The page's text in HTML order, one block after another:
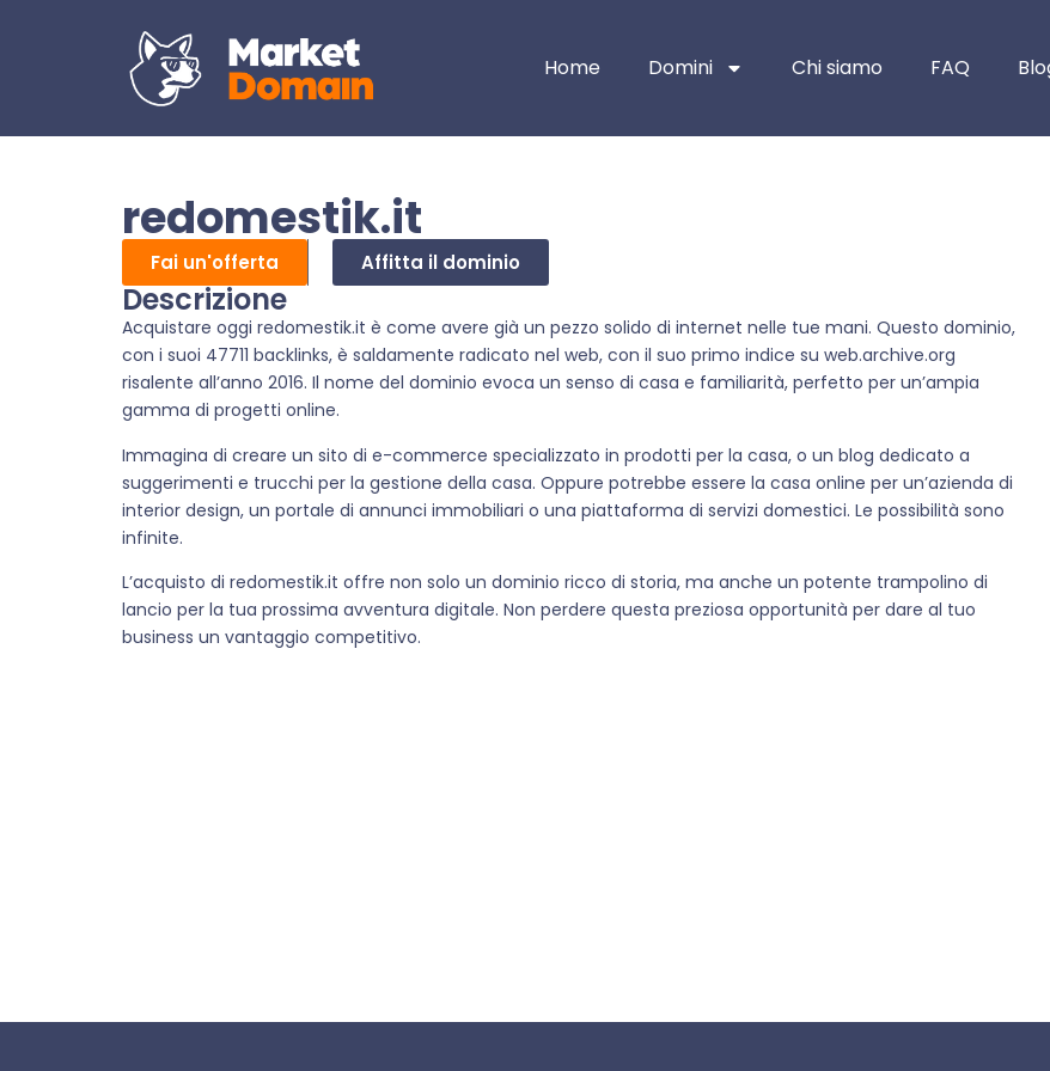
Home Domini Chi siamo FAQ
redomestik.it
Fai un'offerta Affitta il dominio
Descrizione
Acquistare oggi redomestik.it è come avere già un pezzo solido di internet nelle tue mani. Questo dominio,
con i suoi 47711 backlinks, è saldamente radicato nel web, con il suo primo indice su web.archive.org
risalente all’anno 2016. Il nome del dominio evoca un senso di casa e familiarità, perfetto per un’ampia
gamma di progetti online.
Immagina di creare un sito di e-commerce specializzato in prodotti per la casa, o un blog dedicato a
suggerimenti e trucchi per la gestione della casa. Oppure potrebbe essere la casa online per un’azienda di
interior design, un portale di annunci immobiliari o una piattaforma di servizi domestici. Le possibilità sono
infinite.
L’acquisto di redomestik.it offre non solo un dominio ricco di storia, ma anche un potente trampolino di
lancio per la tua prossima avventura digitale. Non perdere questa preziosa opportunità per dare al tuo
business un vantaggio competitivo.